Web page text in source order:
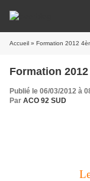
Accueil » Formation 2012
Formation
Publié le 06/03/2012 à
Par ACO 92 SUD